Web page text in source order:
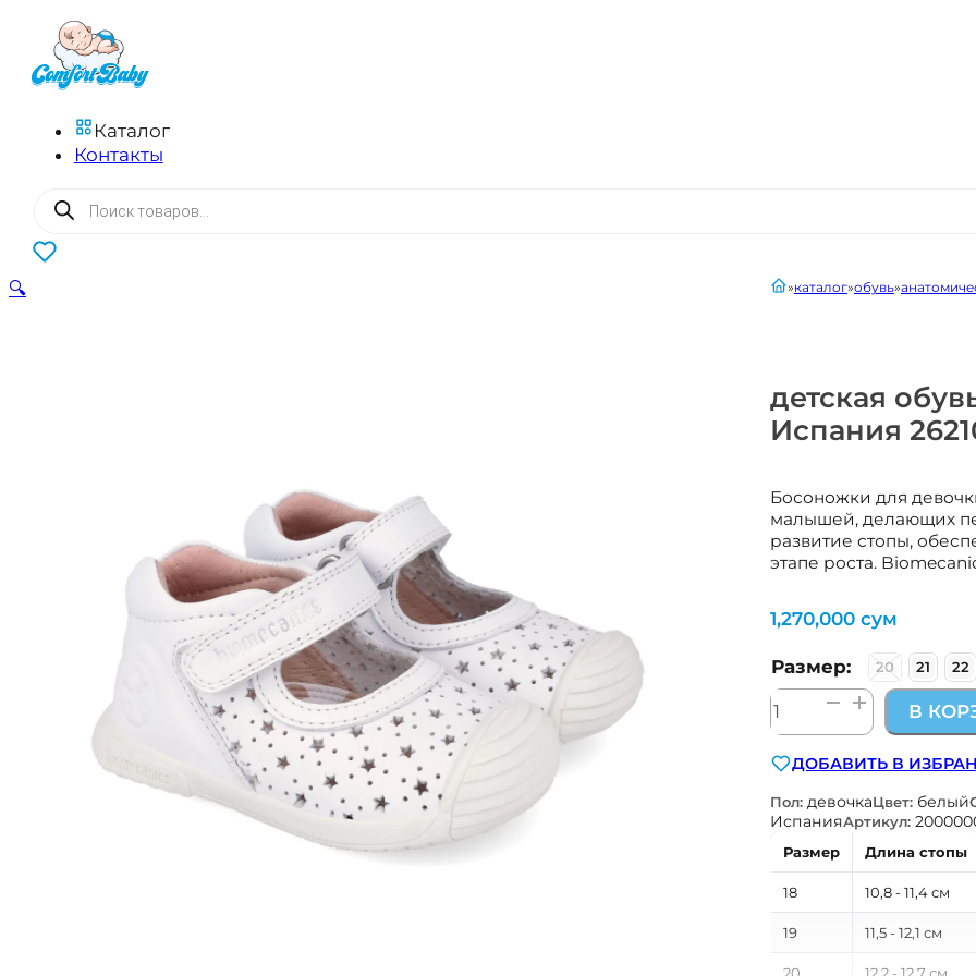
Каталог
Контакты
Поиск
товаров
0
детская
Испания
Босоножки для
малышей, делающих
развитие стопы,
этапе роста.
главнаякаталог обувь
1,270,000 сум
Размер: 20 21 22
Количество
товара
обувь
для
первых
шагов
Biomecanics
Испания
262100-
C050
В
ДОБАВИТЬ В
Пол: девочкаЦвет: белый
ИспанияАртикул:
Размер Длина стопы
18 10,8 - 11,4 см
19 11,5 - 12,1 см
🔍